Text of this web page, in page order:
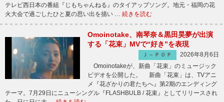
テレビ西日本の番組『じもちゃんねる』のタイアップソング。地元・福岡の花
火大会で過ごしたひと夏の思い出を描い … 続きを読む
Omoinotake、南琴奈＆黒田昊夢が出演
する「花束」MVで“好き”を表現
Ｊ－ＰＯＰ
2026年8月6日
Omoinotakeが、新曲「花束」のミュージック
ビデオを公開した。 新曲「花束」は、TVアニ
メ『花ざかりの君たちへ』第2期のエンディング
テーマ。7月29日にニューシングル『FLASHBULB / 花束』としてリリースされ